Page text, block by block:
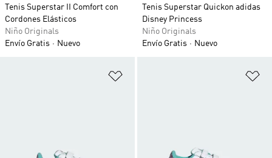
Tenis Superstar II Comfort con
Cordones Elásticos
Niño Originals
Envío Gratis
Nuevo
Tenis Superstar Quickon adidas
Disney Princess
Niño Originals
Envío Gratis
Nuevo